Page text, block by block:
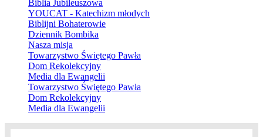
Biblia Jubileuszowa
YOUCAT - Katechizm młodych
Biblijni Bohaterowie
Dziennik Bombika
Nasza misja
Towarzystwo Świętego Pawła
Dom Rekolekcyjny
Media dla Ewangelii
Towarzystwo Świętego Pawła
Dom Rekolekcyjny
Media dla Ewangelii